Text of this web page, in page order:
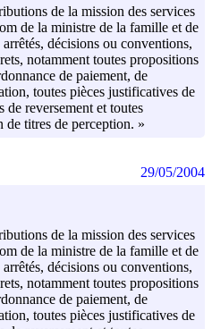
de la mission des services
de la ministre de la famille et de
décisions ou conventions,
notamment toutes propositions
de paiement, de
toutes pièces justificatives de
de reversement et toutes
de titres de perception. »
de la mission des services
de la ministre de la famille et de
décisions ou conventions,
notamment toutes propositions
de paiement, de
toutes pièces justificatives de
29/05/2004